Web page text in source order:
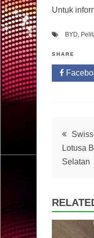
Untuk
BYD,
SHARE
Post
Lotusa
Selatan